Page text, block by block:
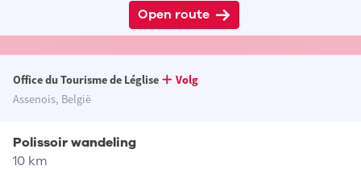
Open route
Office du Tourisme de Léglise
Volg
Assenois, België
Polissoir wandeling
10 km